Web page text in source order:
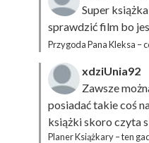
Super
sprawdzić film bo
Przygoda Pana Kleksa –
xdziUnia92
Zawsze
posiadać takie coś
książki skoro czyta
Planer Książkary – ten